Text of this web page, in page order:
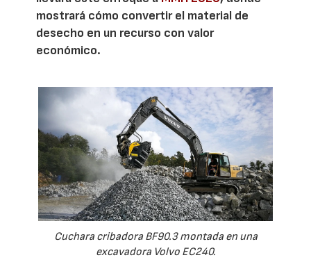
mostrará cómo convertir el material de
desecho en un recurso con valor
económico.
Cuchara cribadora BF90.3 montada en una
excavadora Volvo EC240.